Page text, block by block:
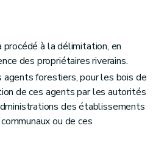
procédé à la délimitation, en
des propriétaires riverains.
forestiers, pour les bois de
de ces agents par les autorités
des établissements
ou de ces